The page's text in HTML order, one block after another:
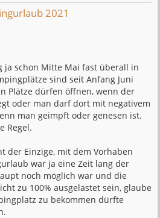
2021
ja schon Mitte Mai fast überall in
sind seit Anfang Juni
Plätze dürfen öffnen, wenn der
oder man darf dort mit negativem
man geimpft oder genesen ist.
Regel.
der Einzige, mit dem Vorhaben
war ja eine Zeit lang der
noch möglich war und die
zu 100% ausgelastet sein, glaube
zu bekommen dürfte